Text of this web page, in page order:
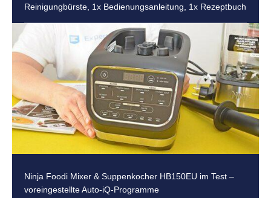
Reinigungbürste, 1x Bedienungsanleitung, 1x Rezeptbuch
Ninja Foodi Mixer & Suppenkocher HB150EU im Test –
voreingestellte Auto-iQ-Programme